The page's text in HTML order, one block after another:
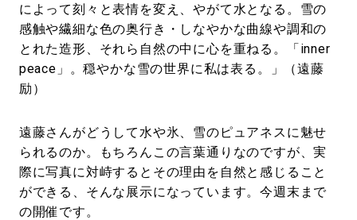
によって刻々と表情を変え、やがて水となる。雪の
感触や繊細な色の奥行き・しなやかな曲線や調和の
とれた造形、それら自然の中に心を重ねる。「inner
peace」。穏やかな雪の世界に私は表る。」（遠藤
励）
遠藤さんがどうして水や氷、雪のピュアネスに魅せ
られるのか。もちろんこの言葉通りなのですが、実
際に写真に対峙するとその理由を自然と感じること
ができる、そんな展示になっています。今週末まで
の開催です。